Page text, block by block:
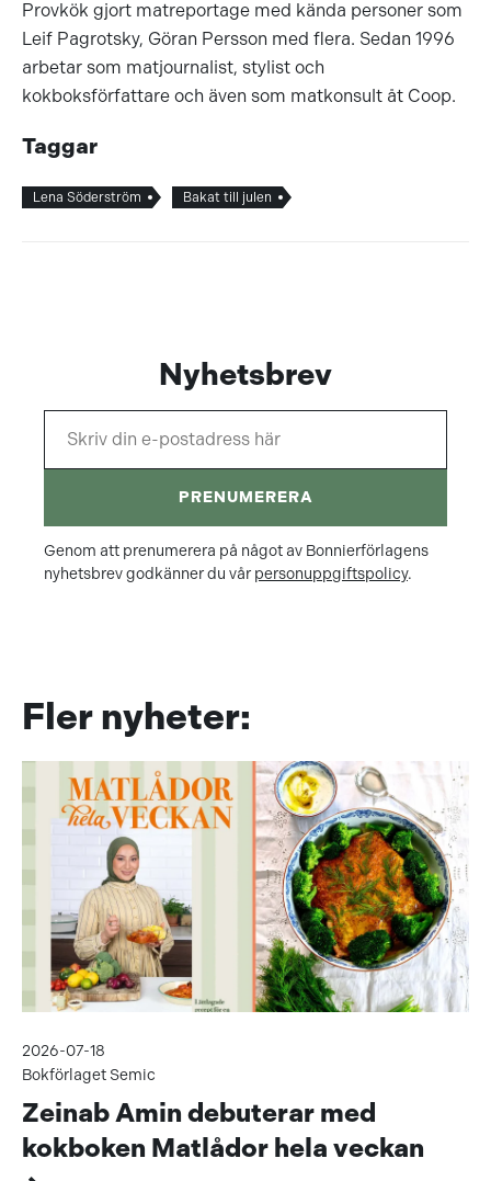
Provkök gjort matreportage med kända personer som
Leif Pagrotsky, Göran Persson med flera. Sedan 1996
arbetar som matjournalist, stylist och
kokboksförfattare och även som matkonsult åt Coop.
Taggar
Lena Söderström Bakat till julen
Nyhetsbrev
PRENUMERERA
Genom att prenumerera på något av Bonnierförlagens
nyhetsbrev godkänner du vår personuppgiftspolicy.
Fler nyheter:
2026-07-18
Bokförlaget Semic
Zeinab Amin debuterar med
kokboken Matlådor hela veckan